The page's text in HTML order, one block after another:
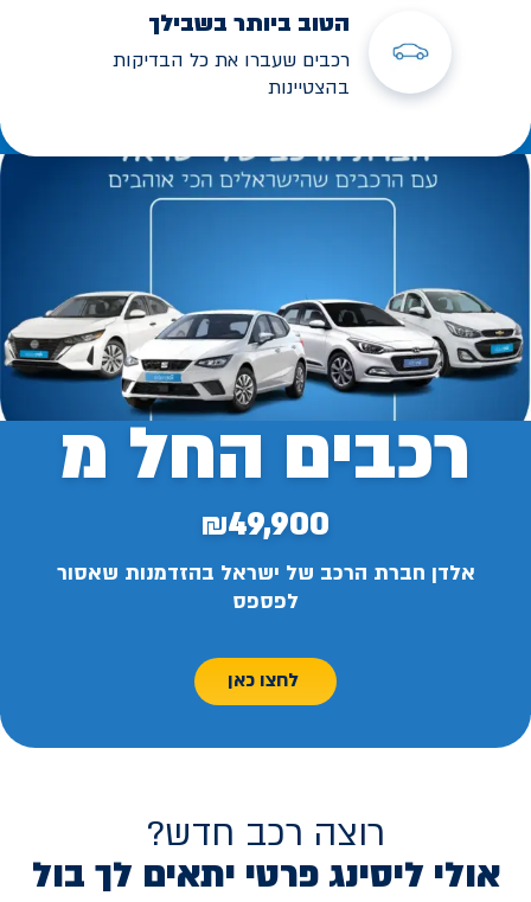
הטוב ביותר בשבילך
רכבים שעברו את כל הבדיקות
בהצטיינות
רכבים החל מ
₪49,900
אלדן חברת הרכב של ישראל בהזדמנות שאסור
לפספס
לחצו כאן
רוצה רכב חדש?
אולי ליסינג פרטי יתאים לך בול